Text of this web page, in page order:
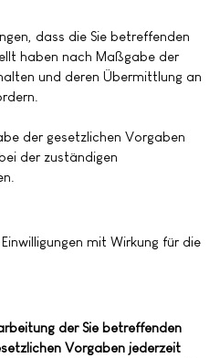
dass die Sie betreffenden
haben nach Maßgabe der
und deren Übermittlung an
der gesetzlichen Vorgaben
der zuständigen
mit Wirkung für die
der Sie betreffenden
Vorgaben jederzeit